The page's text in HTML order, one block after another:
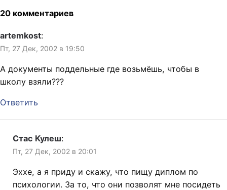
20 комментариев
artemkost:
Пт, 27 Дек, 2002 в 19:50
А документы поддельные где возьмёшь, чтобы в
школу взяли???
Ответить
Стас Кулеш:
Пт, 27 Дек, 2002 в 20:01
Эххе, а я приду и скажу, что пищу диплом по
психологии. За то, что они позволят мне посидеть